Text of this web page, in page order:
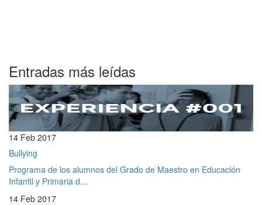
Entradas más leídas
14 Feb 2017
Bullying
Programa de los alumnos del Grado de Maestro en Educación
Infantil y Primaria d...
14 Feb 2017